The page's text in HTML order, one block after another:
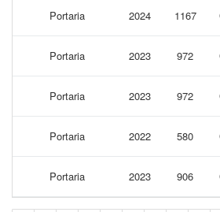
Portaria 2024 1167
Portaria 2023 972
Portaria 2023 972
Portaria 2022 580
Portaria 2023 906